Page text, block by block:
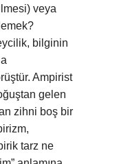
veya
bilginin
Ampirist
gelen
zihni boş bir
tarz ne